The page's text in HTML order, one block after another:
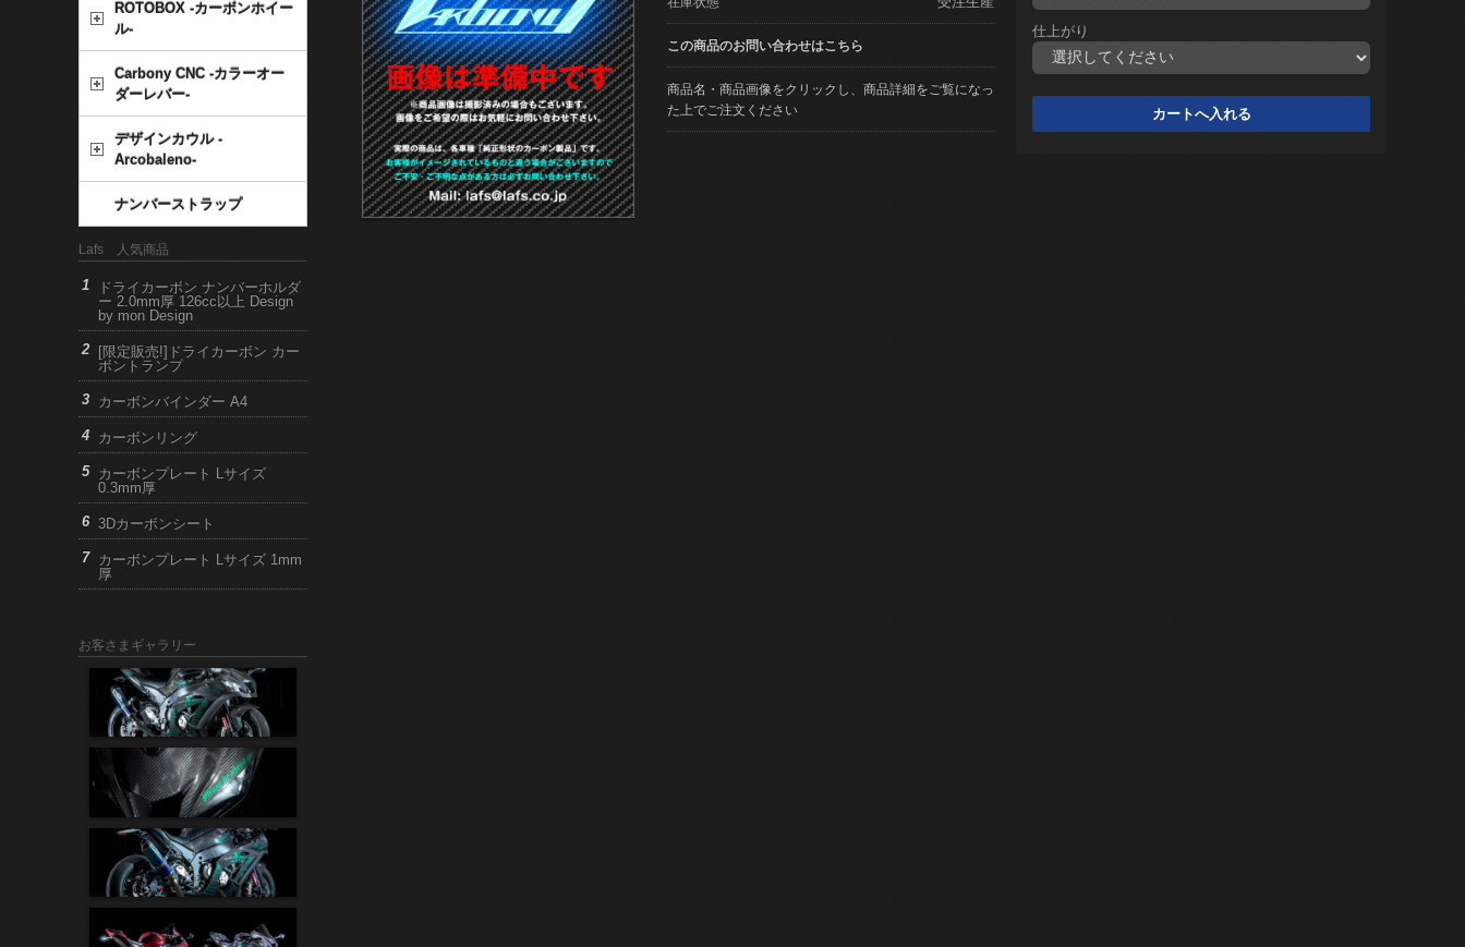
この商品のお問い合わせはこちら
商品名・商品画像をクリックし、商品詳細をご覧になっ
た上でご注文ください
仕上がり
ROTOBOX -カーボンホイー
ル-
Carbony CNC -カラーオー
ダーレバー-
デザインカウル -
Arcobaleno-
ナンバーストラップ
Lafs 人気商品
ドライカーボン ナンバーホルダ
ー 2.0mm厚 126cc以上 Design
by mon Design
[限定販売!]ドライカーボン カー
ボントランプ
カーボンバインダー A4
カーボンリング
カーボンプレート Lサイズ
0.3mm厚
3Dカーボンシート
カーボンプレート Lサイズ 1mm
厚
お客さまギャラリー